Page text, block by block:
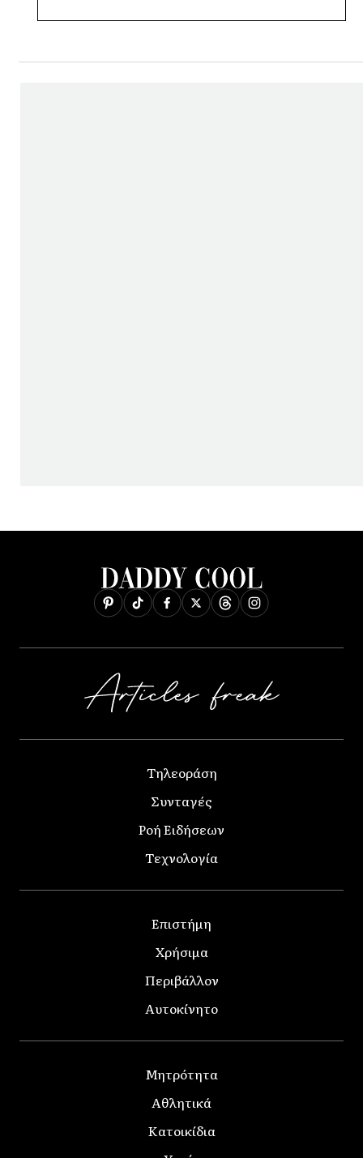
Τηλεοράση
Συνταγές
Ροή Ειδήσεων
Τεχνολογία
Επιστήμη
Χρήσιμα
Περιβάλλον
Αυτοκίνητο
Μητρότητα
Αθλητικά
Κατοικίδια